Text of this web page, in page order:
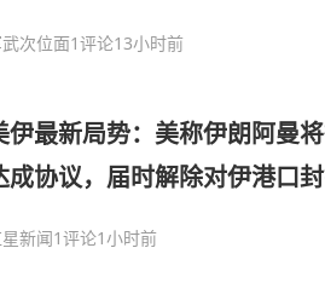
次位面1评论13小时前
伊最新局势：美称伊朗阿曼
成协议，届时解除对伊港口
新闻1评论1小时前